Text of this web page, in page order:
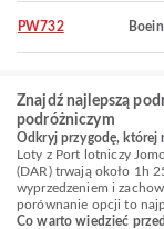
PW732
Znajdź najlepszą
podróżniczym
Odkryj przygodę, której
Loty z Port lotniczy
(DAR) trwają około 1h
wyprzedzeniem i
porównanie opcji to
Co warto wiedzieć